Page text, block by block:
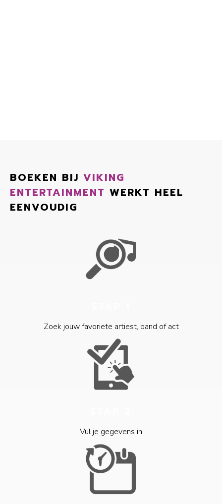
BOEKEN BIJ VIKING
ENTERTAINMENT WERKT HEEL
EENVOUDIG
Zoek jouw favoriete artiest, band of act
Vul je gegevens in